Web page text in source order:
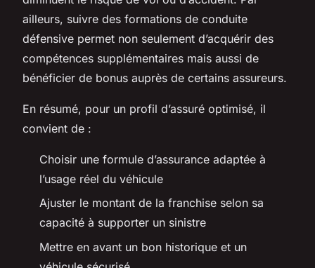
ailleurs, suivre des formations de conduite
défensive permet non seulement d’acquérir des
compétences supplémentaires mais aussi de
bénéficier de bonus auprès de certains assureurs.
En résumé, pour un profil d’assuré optimisé, il
convient de :
Choisir une formule d’assurance adaptée à
l’usage réel du véhicule
Ajuster le montant de la franchise selon sa
capacité à supporter un sinistre
Mettre en avant un bon historique et un